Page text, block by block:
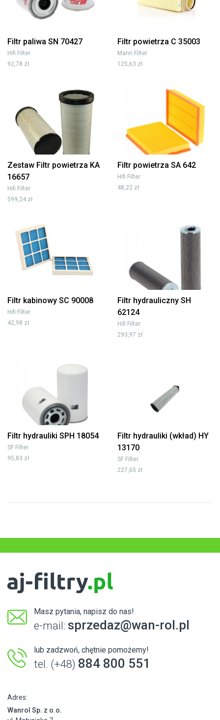
Filtr paliwa SN 70427
Hifi Filter
92,78 zł
Filtr powietrza C 35003
Mann Filter
125,63 zł
Zestaw Filtr powietrza KA
16657
Hifi Filter
599,24 zł
Filtr powietrza SA 642
Hifi Filter
48,22 zł
Filtr kabinowy SC 90008
Hifi Filter
42,98 zł
Filtr hydrauliczny SH
62124
Hifi Filter
293,97 zł
Filtr hydrauliki SPH 18054
SF Filter
95,83 zł
Filtr hydrauliki (wkład) HY
13170
SF Filter
227,65 zł
Masz pytania, napisz do nas!
e-mail: sprzedaz@wan-rol.pl
lub zadzwoń, chętnie pomożemy!
tel. (+48) 884 800 551
Adres:
Wanrol Sp. z o.o.